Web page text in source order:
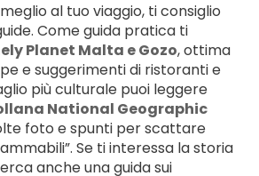
al tuo viaggio, ti consiglio
Come guida pratica ti
Planet Malta e Gozo, ottima
e suggerimenti di ristoranti e
National Geographic
foto e spunti per scattare
Se ti interessa la storia